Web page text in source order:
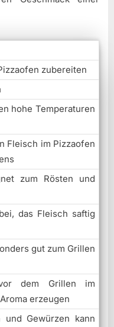
zubereiten
hohe Temperaturen
Fleisch im Pizzaofen
zum Rösten und
das Fleisch saftig
gut zum Grillen
dem Grillen im
erzeugen
und Gewürzen kann